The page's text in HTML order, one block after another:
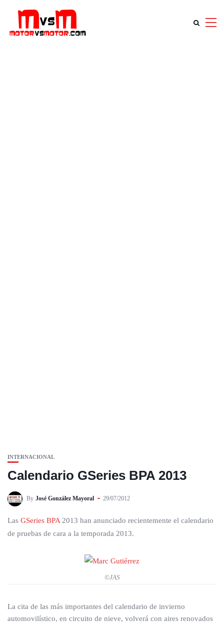
INTERNACIONAL
Calendario GSeries BPA 2013
By José González Mayoral 29/07/2012
Las GSeries BPA 2013 han anunciado recientemente el calendario
de pruebas de cara a la temporada 2013.
©JAS
La cita de las más importantes del calendario de invierno
automovilístico, en circuito de nieve, volverá con aires renovados